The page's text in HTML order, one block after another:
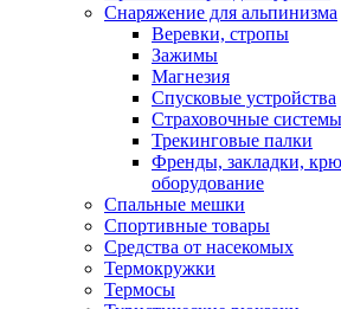
Снаряжение для альпинизма
Веревки, стропы
Зажимы
Магнезия
Спусковые устройства
Страховочные системы
Трекинговые палки
Френды, закладки,
оборудование
Спальные мешки
Спортивные товары
Средства от насекомых
Термокружки
Термосы